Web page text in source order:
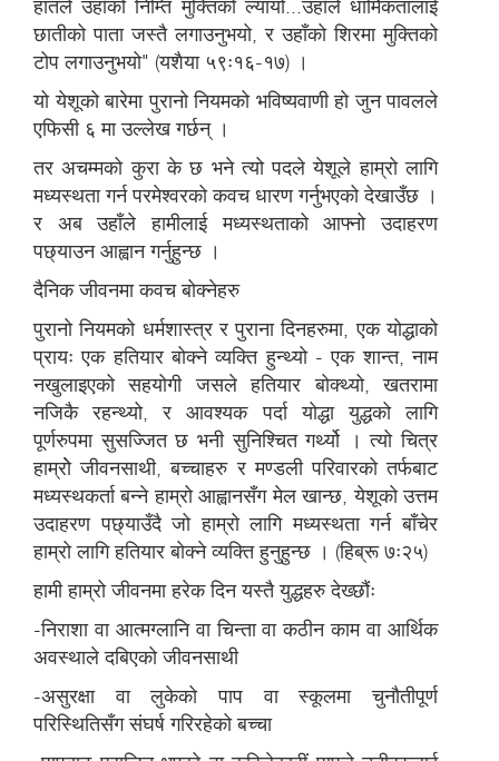
हातले उहाँको निम्ति मुक्तिको ल्यायो...उहाँले धार्मिकतालाई
छातीको पाता जस्तै लगाउनुभयो, र उहाँको शिरमा मुक्तिको
टोप लगाउनुभयो" (यशैया ५९ः१६-१७) ।
यो येशूको बारेमा पुरानो नियमको भविष्यवाणी हो जुन पावलले
एफिसी ६ मा उल्लेख गर्छन् ।
तर अचम्मको कुरा के छ भने त्यो पदले येशूले हाम्रो लागि
मध्यस्थता गर्न परमेश्वरको कवच धारण गर्नुभएको देखाउँछ ।
र अब उहाँले हामीलाई मध्यस्थताको आफ्नो उदाहरण
पछ्याउन आह्वान गर्नुहुन्छ ।
दैनिक जीवनमा कवच बोक्नेहरु
पुरानो नियमको धर्मशास्त्र र पुराना दिनहरुमा, एक योद्धाको
प्रायः एक हतियार बोक्ने व्यक्ति हुन्थ्यो - एक शान्त, नाम
नखुलाइएको सहयोगी जसले हतियार बोक्थ्यो, खतरामा
नजिकै रहन्थ्यो, र आवश्यक पर्दा योद्धा युद्धको लागि
पूर्णरुपमा सुसज्जित छ भनी सुनिश्चित गर्थ्यो । त्यो चित्र
हाम्रोे जीवनसाथी, बच्चाहरु र मण्डली परिवारको तर्फबाट
मध्यस्थकर्ता बन्ने हाम्रो आह्वानसँग मेल खान्छ, येशूको उत्तम
उदाहरण पछ्याउँदै जो हाम्रो लागि मध्यस्थता गर्न बाँचेर
हाम्रो लागि हतियार बोक्ने व्यक्ति हुनुहुन्छ । (हिब्रू ७ः२५)
हामी हाम्रो जीवनमा हरेक दिन यस्तै युद्धहरु देख्छौंः
-निराशा वा आत्मग्लानि वा चिन्ता वा कठीन काम वा आर्थिक
अवस्थाले दबिएको जीवनसाथी
-असुरक्षा वा लुकेको पाप वा स्कूलमा चुनौतीपूर्ण
परिस्थितिसँग संघर्ष गरिरहेको बच्चा